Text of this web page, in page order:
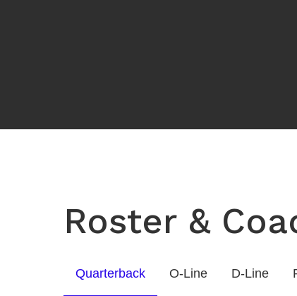
Roster &
Quarterback O-Line D-Line